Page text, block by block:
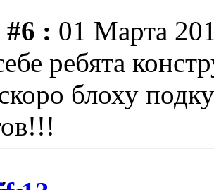
: 01 Марта
ребята
блоху